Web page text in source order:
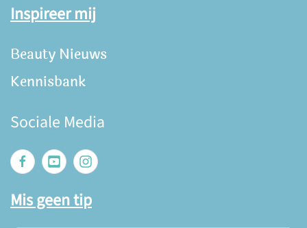
Inspireer mij
Beauty Nieuws
Kennisbank
Sociale Media
Mis geen tip